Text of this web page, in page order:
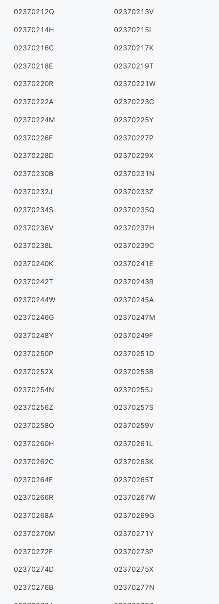
02370212Q 02370213V
02370214H 02370215L
02370216C 02370217K
02370218E 02370219T
02370220R 02370221W
02370222A 02370223G
02370224M 02370225Y
02370226F 02370227P
02370228D 02370229X
02370230B 02370231N
02370232J 02370233Z
02370234S 02370235Q
02370236V 02370237H
02370238L 02370239C
02370240K 02370241E
02370242T 02370243R
02370244W 02370245A
02370246G 02370247M
02370248Y 02370249F
02370250P 02370251D
02370252X 02370253B
02370254N 02370255J
02370256Z 02370257S
02370258Q 02370259V
02370260H 02370261L
02370262C 02370263K
02370264E 02370265T
02370266R 02370267W
02370268A 02370269G
02370270M 02370271Y
02370272F 02370273P
02370274D 02370275X
02370276B 02370277N